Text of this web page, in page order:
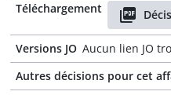
Téléchargement
Versions JO Aucun lien JO
Autres décisions pour cet